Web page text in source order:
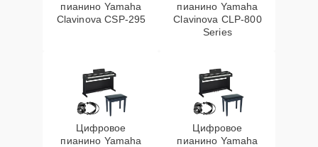
пианино Yamaha
Clavinova CSP-295
пианино Yamaha
Clavinova CLP-800
Series
Цифровое
пианино Yamaha
Цифровое
пианино Yamaha